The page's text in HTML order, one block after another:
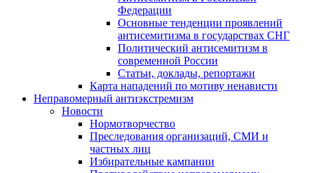
Федерации
Основные тенденции проявлений
антисемитизма в государствах СНГ
Политический антисемитизм в
современной России
Статьи, доклады, репортажи
Карта нападений по мотиву ненависти
Неправомерный антиэкстремизм
Новости
Нормотворчество
Преследования организаций, СМИ и
частных лиц
Избирательные кампании